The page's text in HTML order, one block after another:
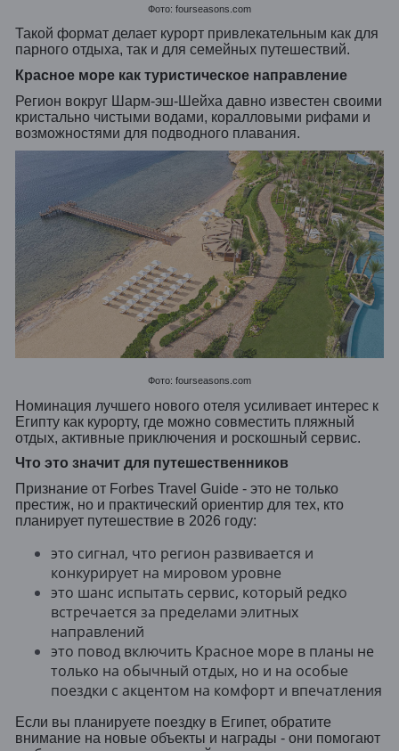
Фото: fourseasons.com
Такой формат делает курорт привлекательным как для
парного отдыха, так и для семейных путешествий.
Красное море как туристическое направление
Регион вокруг Шарм-эш-Шейха давно известен своими
кристально чистыми водами, коралловыми рифами и
возможностями для подводного плавания.
Фото: fourseasons.com
Номинация лучшего нового отеля усиливает интерес к
Египту как курорту, где можно совместить пляжный
отдых, активные приключения и роскошный сервис.
Что это значит для путешественников
Признание от Forbes Travel Guide - это не только
престиж, но и практический ориентир для тех, кто
планирует путешествие в 2026 году:
это сигнал, что регион развивается и
конкурирует на мировом уровне
это шанс испытать сервис, который редко
встречается за пределами элитных
направлений
это повод включить Красное море в планы не
только на обычный отдых, но и на особые
поездки с акцентом на комфорт и впечатления
Если вы планируете поездку в Египет, обратите
внимание на новые объекты и награды - они помогают